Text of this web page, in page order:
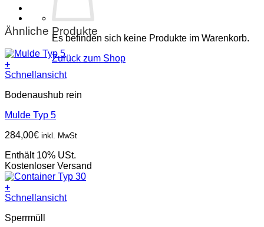
Es befinden sich keine Produkte im Warenkorb.
Zurück zum Shop
Ähnliche Produkte
+
Schnellansicht
Bodenaushub rein
Mulde Typ 5
284,00€ inkl. MwSt
Enthält 10% USt.
Kostenloser Versand
+
Schnellansicht
Sperrmüll